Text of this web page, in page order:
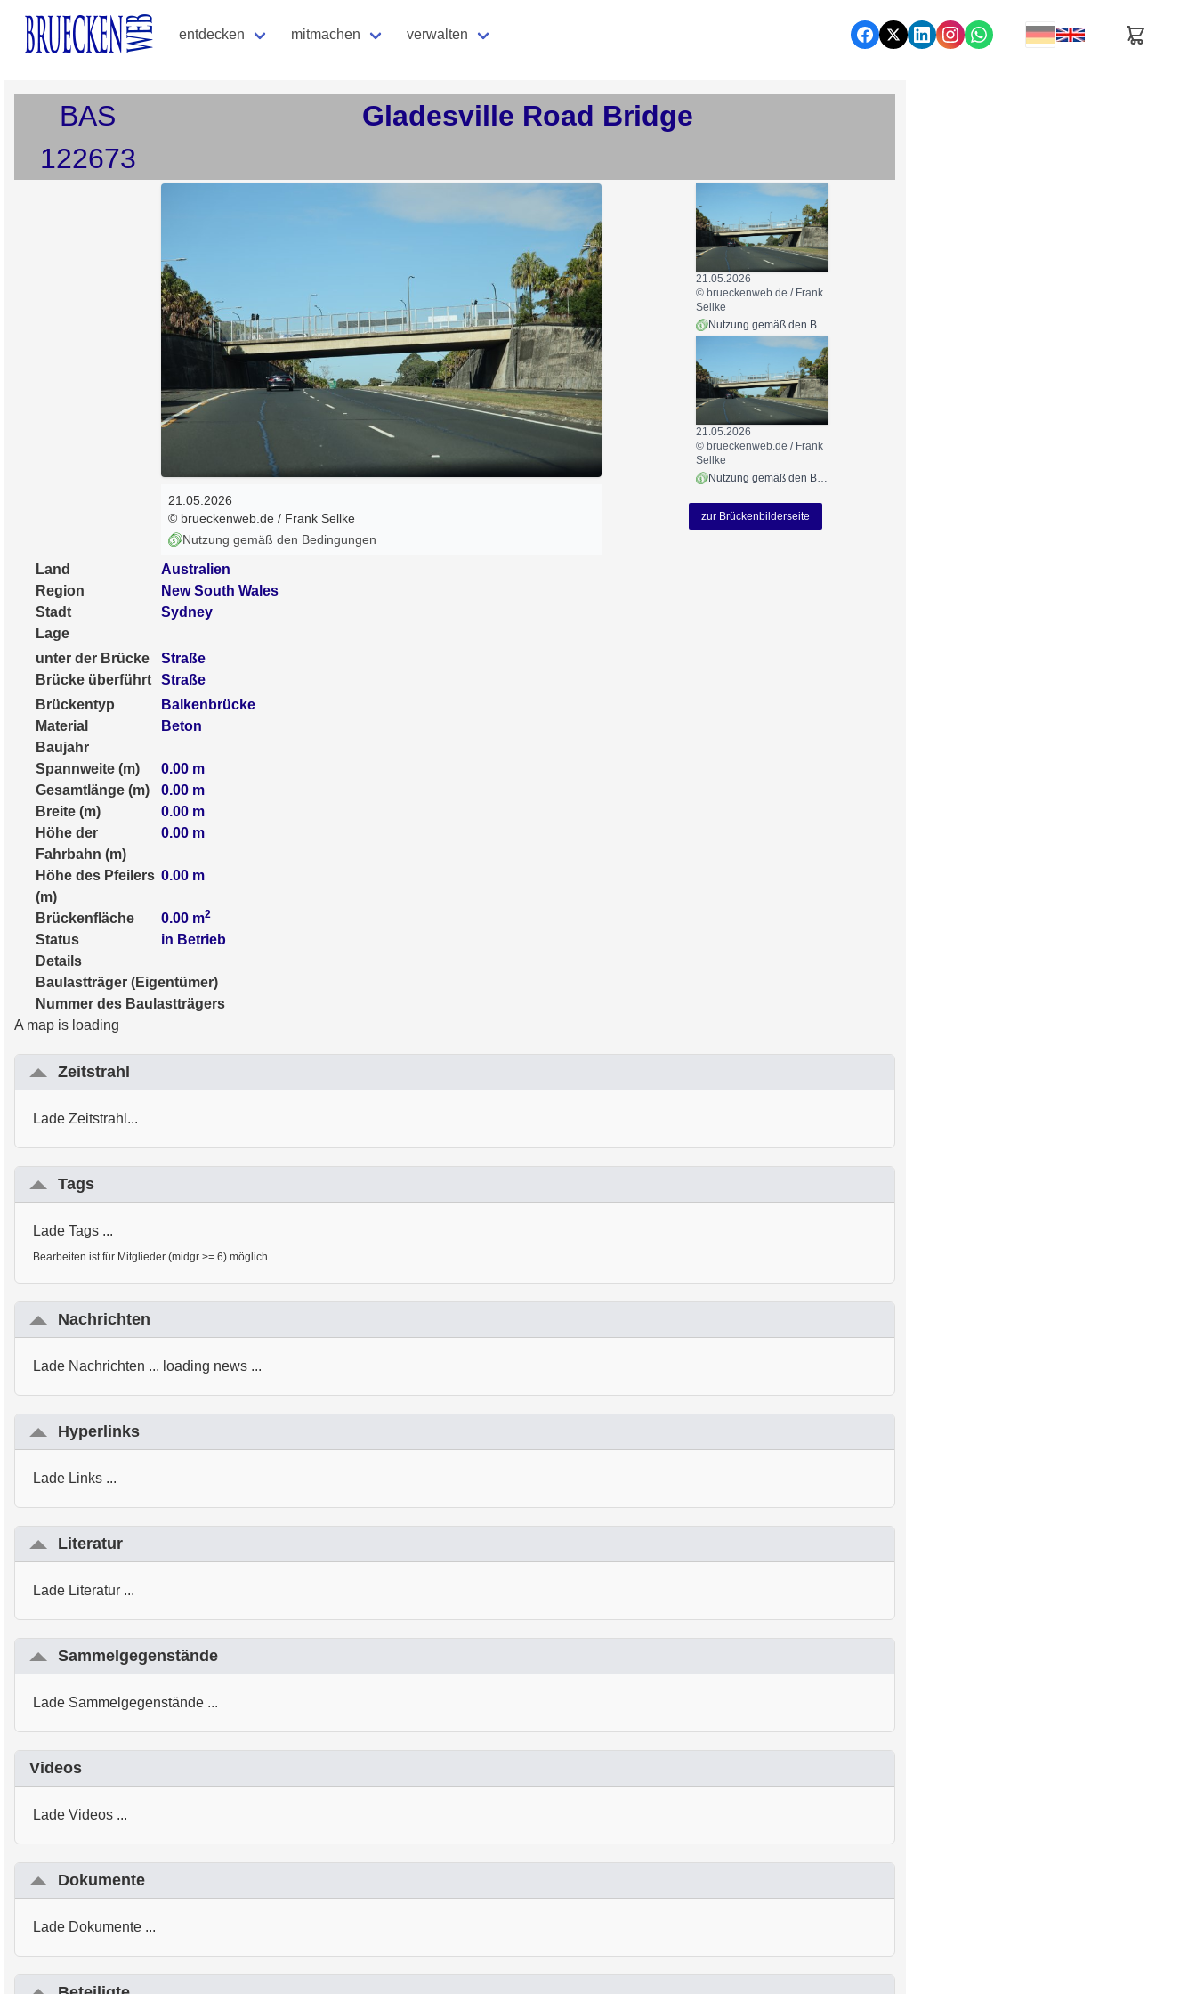
entdecken mitmachen verwalten
BAS
122673
Gladesville Road Bridge
21.05.2026
© brueckenweb.de / Frank Sellke
Nutzung gemäß den Bedingungen
21.05.2026
© brueckenweb.de / Frank
Sellke
Nutzung gemäß den Bedingungen
21.05.2026
© brueckenweb.de / Frank
Sellke
Nutzung gemäß den Bedingungen
zur Brückenbilderseite
Land
Australien
Region
New South Wales
Stadt
Sydney
Lage
unter der Brücke
Straße
Brücke überführt
Straße
Brückentyp
Balkenbrücke
Material
Beton
Baujahr
Spannweite (m)
0.00 m
Gesamtlänge (m)
0.00 m
Breite (m)
0.00 m
Höhe der
Fahrbahn (m)
0.00 m
Höhe des Pfeilers
(m)
0.00 m
Brückenfläche 0.00 m2
Status
in Betrieb
Details
Baulastträger (Eigentümer)
Nummer des Baulastträgers
A map is loading
Zeitstrahl
Lade Zeitstrahl...
Tags
Lade Tags ...
Bearbeiten ist für Mitglieder (midgr >= 6) möglich.
Nachrichten
Lade Nachrichten ... loading news ...
Hyperlinks
Lade Links ...
Literatur
Lade Literatur ...
Sammelgegenstände
Lade Sammelgegenstände ...
Videos
Lade Videos ...
Dokumente
Lade Dokumente ...